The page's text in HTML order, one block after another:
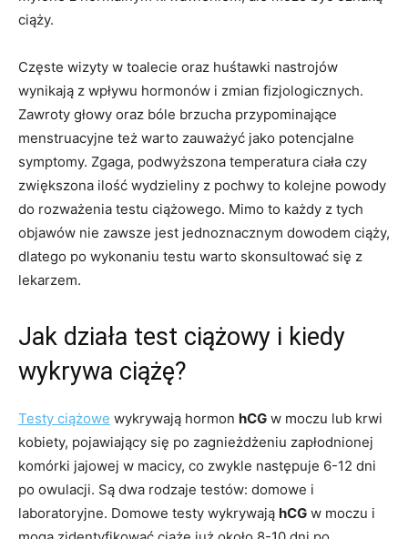
ciąży.
Częste wizyty w toalecie oraz huśtawki nastrojów
wynikają z wpływu hormonów i zmian fizjologicznych.
Zawroty głowy oraz bóle brzucha przypominające
menstruacyjne też warto zauważyć jako potencjalne
symptomy. Zgaga, podwyższona temperatura ciała czy
zwiększona ilość wydzieliny z pochwy to kolejne powody
do rozważenia testu ciążowego. Mimo to każdy z tych
objawów nie zawsze jest jednoznacznym dowodem ciąży,
dlatego po wykonaniu testu warto skonsultować się z
lekarzem.
Jak działa test ciążowy i kiedy
wykrywa ciążę?
Testy ciążowe wykrywają hormon hCG w moczu lub krwi
kobiety, pojawiający się po zagnieżdżeniu zapłodnionej
komórki jajowej w macicy, co zwykle następuje 6-12 dni
po owulacji. Są dwa rodzaje testów: domowe i
laboratoryjne. Domowe testy wykrywają hCG w moczu i